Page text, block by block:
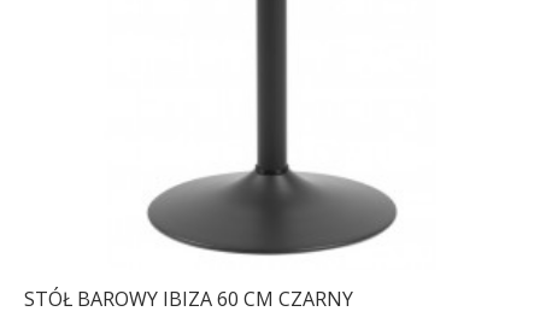
STÓŁ BAROWY IBIZA 60 CM CZARNY